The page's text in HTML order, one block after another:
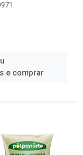
e comprar